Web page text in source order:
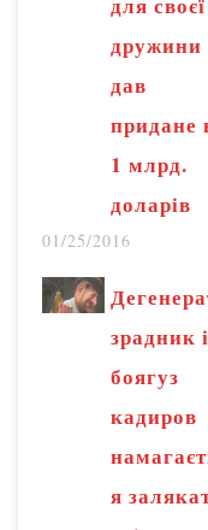
дружини
дав
придане
1 млрд.
доларів
01/25/2016
зрадник і
боягуз
кадиров
я